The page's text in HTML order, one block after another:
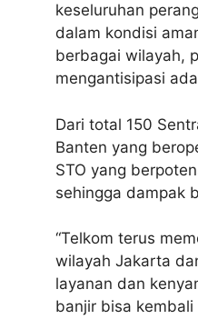
keseluruhan
dalam kondisi
berbagai wilayah,
mengantisipasi
Dari total 150
Banten yang
STO yang
sehingga dampak
“Telkom terus
wilayah Jakarta
layanan dan
banjir bisa kembali